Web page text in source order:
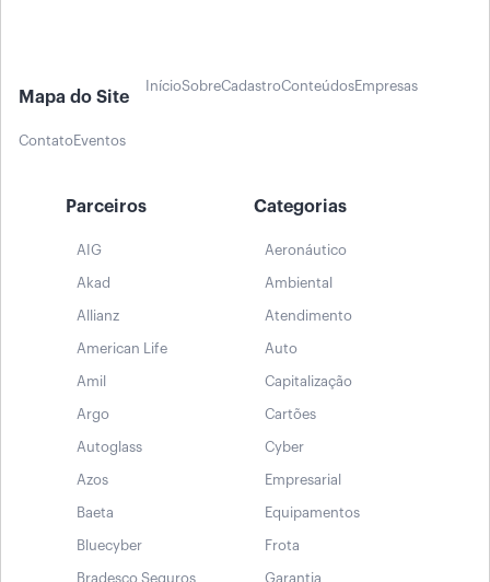
Mapa do Site
InícioSobreCadastroConteúdosEmpresas
ContatoEventos
Parceiros
AIG
Akad
Allianz
American Life
Amil
Argo
Autoglass
Azos
Baeta
Bluecyber
Bradesco Seguros
Categorias
Aeronáutico
Ambiental
Atendimento
Auto
Capitalização
Cartões
Cyber
Empresarial
Equipamentos
Frota
Garantia